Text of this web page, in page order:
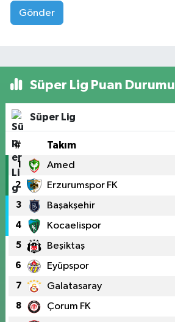
Gönder
Süper Lig Puan Durumu
Süper Lig
# Takım
1 Amed
2 Erzurumspor FK
3 Başakşehir
4 Kocaelispor
5 Beşiktaş
6 Eyüpspor
7 Galatasaray
8 Çorum FK